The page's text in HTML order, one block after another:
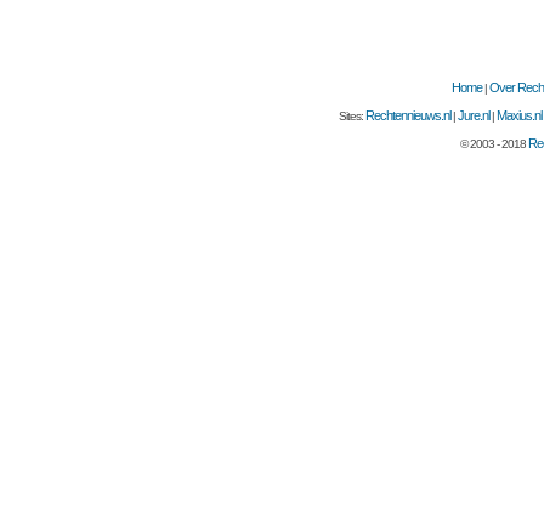
Home|Over
Sites:Rechtennieuws.nl |Jure.nl |Maxius.nl
© 2003 - 2018